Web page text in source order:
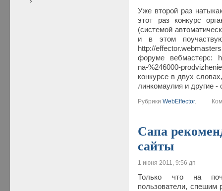
Уже второй раз
этот раз конкурс
(системой
и в этом
http://
форуме вебмастерс:
na-%246000-
конкурсе в двух
линкомаулия и другие -
РубрикиWebEffector.
Сапа
сайты
1 июня 2011, 9:56 дп
Только что на
пользователи, спешим